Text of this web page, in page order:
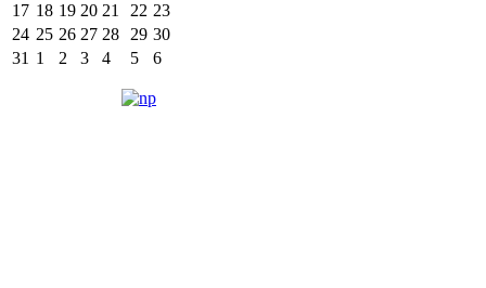
17 18 19 20 21 22 23
24 25 26 27 28 29 30
31 1 2 3 4 5 6